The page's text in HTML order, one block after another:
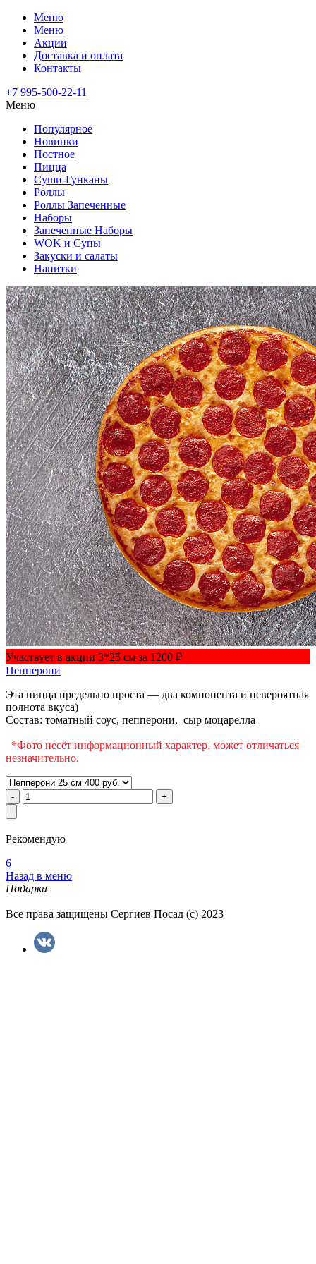
Меню
Меню
Акции
Доставка и оплата
Контакты
+7 995-500-22-11
Меню
Популярное
Новинки
Постное
Пицца
Суши-Гунканы
Роллы
Роллы Запеченные
Наборы
Запеченные Наборы
WOK и Супы
Закуски и салаты
Напитки
Участвует в акции 3*25 см за 1200 ₽
Пепперони
Эта пицца предельно проста — два компонента и невероятная
полнота вкуса)
Состав: томатный соус, пепперони, сыр моцарелла
*Фото несёт информационный характер, может отличаться
незначительно.
Рекомендую
6
Назад в меню
Подарки
Все права защищены Сергиев Посад (с) 2023